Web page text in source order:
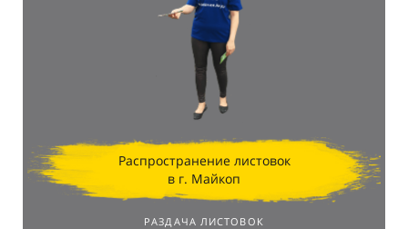
Распространение листовок
в г. Майкоп
РАЗДАЧА ЛИСТОВОК